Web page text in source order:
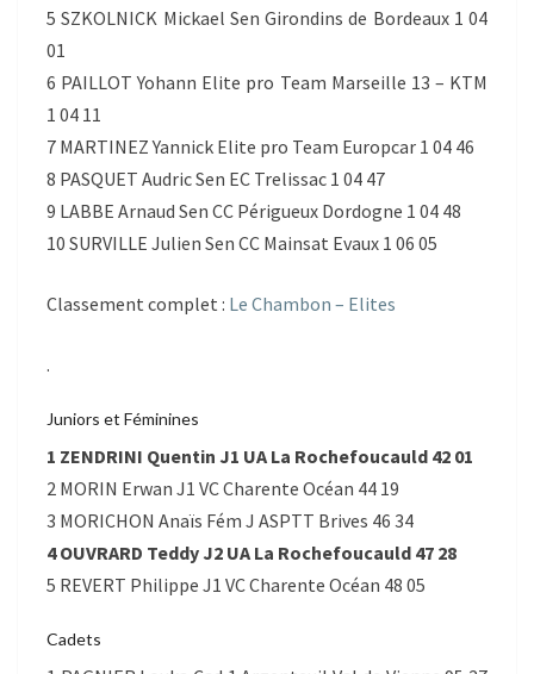
5 SZKOLNICK Mickael Sen Girondins de Bordeaux 1 04
01
6 PAILLOT Yohann Elite pro Team Marseille 13 – KTM
1 04 11
7 MARTINEZ Yannick Elite pro Team Europcar 1 04 46
8 PASQUET Audric Sen EC Trelissac 1 04 47
9 LABBE Arnaud Sen CC Périgueux Dordogne 1 04 48
10 SURVILLE Julien Sen CC Mainsat Evaux 1 06 05
Classement complet : Le Chambon – Elites
.
Juniors et Féminines
1 ZENDRINI Quentin J1 UA La Rochefoucauld 42 01
2 MORIN Erwan J1 VC Charente Océan 44 19
3 MORICHON Anaïs Fém J ASPTT Brives 46 34
4 OUVRARD Teddy J2 UA La Rochefoucauld 47 28
5 REVERT Philippe J1 VC Charente Océan 48 05
Cadets